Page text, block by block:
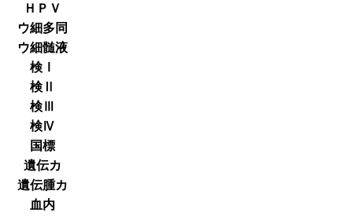
ＨＰＶ
ウ細多同
ウ細髄液
検Ⅰ
検Ⅱ
検Ⅲ
検Ⅳ
国標
遺伝カ
遺伝腫カ
血内